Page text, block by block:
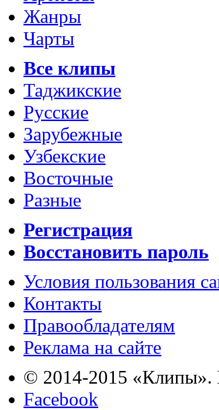
Жанры
Чарты
Все клипы
Таджикские
Русские
Зарубежные
Узбекские
Восточные
Разные
Регистрация
Восстановить пароль
Условия пользования
Контакты
Правообладателям
Реклама на сайте
© 2014-2015 «Клипы».
Facebook